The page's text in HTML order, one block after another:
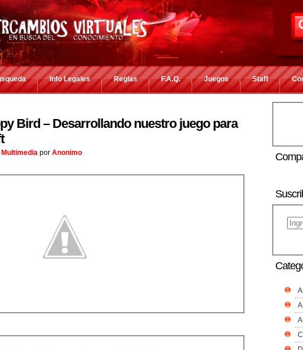
Info Legales Reglas F.A.Q. Juegos Staff
Bird – Desarrollando nuestro juego para
por Anonimo